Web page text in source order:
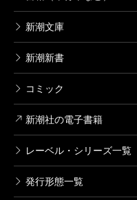
新潮文庫
新潮新書
コミック
新潮社の電子書籍
レーベル・シリーズ一覧
発行形態一覧